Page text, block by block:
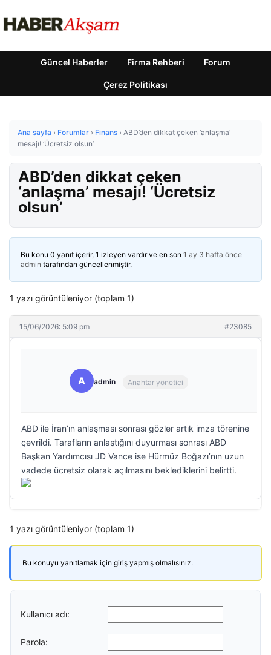
Güncel Haberler Firma Rehberi Forum
Çerez Politikası
Ana sayfa › Forumlar › Finans › ABD’den dikkat çeken ‘anlaşma’
mesajı! ‘Ücretsiz olsun’
ABD’den dikkat çeken
‘anlaşma’ mesajı! ‘Ücretsiz
olsun’
Bu konu 0 yanıt içerir, 1 izleyen vardır ve en son 1 ay 3 hafta önce
admin tarafından güncellenmiştir.
1 yazı görüntüleniyor (toplam 1)
15/06/2026: 5:09 pm #23085
A admin Anahtar yönetici
ABD ile İran’ın anlaşması sonrası gözler artık imza törenine
çevrildi. Tarafların anlaştığını duyurması sonrası ABD
Başkan Yardımcısı JD Vance ise Hürmüz Boğazı’nın uzun
vadede ücretsiz olarak açılmasını beklediklerini belirtti.
1 yazı görüntüleniyor (toplam 1)
Bu konuyu yanıtlamak için giriş yapmış olmalısınız.
Kullanıcı adı:
Parola: